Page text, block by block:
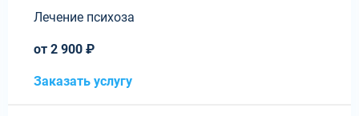
Лечение психоза
от 2 900 ₽
Заказать услугу